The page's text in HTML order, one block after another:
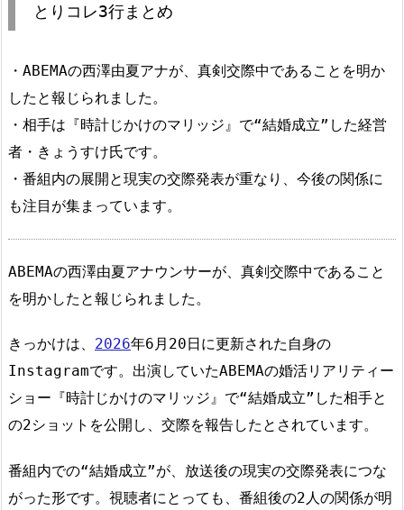
とりコレ3行まとめ
・ABEMAの西澤由夏アナが、真剣交際中であることを明か
したと報じられました。
・相手は『時計じかけのマリッジ』で“結婚成立”した経営
者・きょうすけ氏です。
・番組内の展開と現実の交際発表が重なり、今後の関係に
も注目が集まっています。
ABEMAの西澤由夏アナウンサーが、真剣交際中であること
を明かしたと報じられました。
きっかけは、 2026年6月20日に更新された自身の
Instagramです。出演していたABEMAの婚活リアリティー
ショー『時計じかけのマリッジ』で“結婚成立”した相手と
の2ショットを公開し、交際を報告したとされています。
番組内での“結婚成立”が、放送後の現実の交際発表につな
がった形です。視聴者にとっても、番組後の2人の関係が明